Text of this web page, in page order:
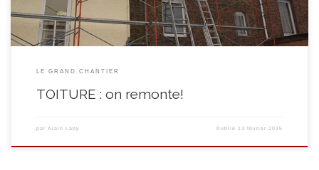
LE GRAND CHANTIER
TOITURE : on remonte!
par Alain Laby Publié 13 février 2015